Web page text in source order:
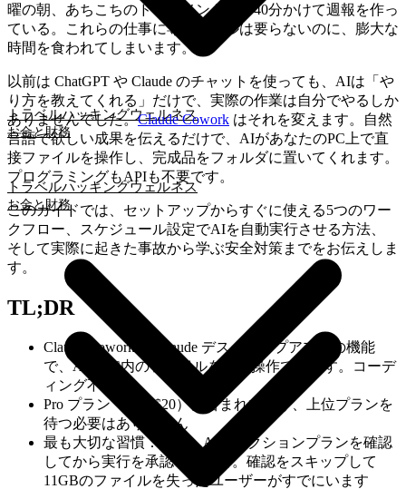
トラベルハッキングウェルネス
お金と財務
トラベルハッキングウェルネス
お金と財務
曜の朝、あちこちのドキュメントから40分かけて週報を作っ
ている。これらの仕事に専門スキルは要らないのに、膨大な
時間を食われてしまいます。
以前は ChatGPT や Claude のチャットを使っても、AIは「や
り方を教えてくれる」だけで、実際の作業は自分でやるしか
ありませんでした。Claude Cowork はそれを変えます。自然
言語で欲しい成果を伝えるだけで、AIがあなたのPC上で直
接ファイルを操作し、完成品をフォルダに置いてくれます。
プログラミングもAPIも不要です。
このガイドでは、セットアップからすぐに使える5つのワー
クフロー、スケジュール設定でAIを自動実行させる方法、
そして実際に起きた事故から学ぶ安全対策までをお伝えしま
す。
TL;DR
Claude Cowork は Claude デスクトップアプリの機能
で、AIがPC内のファイルを直接操作できます。コーデ
ィング不要
Pro プラン（月額$20）に含まれており、上位プランを
待つ必要はありません
最も大切な習慣：毎回、AIのアクションプランを確認
してから実行を承認すること。確認をスキップして
11GBのファイルを失ったユーザーがすでにいます